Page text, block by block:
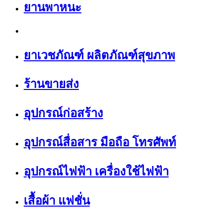
ยานพาหนะ
ยาเวชภัณฑ์ ผลิตภัณฑ์สุขภาพ
ร้านขายส่ง
อุปกรณ์ก่อสร้าง
อุปกรณ์สื่อสาร มือถือ โทรศัพท์
อุปกรณ์ไฟฟ้า เครื่องใช้ไฟฟ้า
เสื้อผ้า แฟชั่น